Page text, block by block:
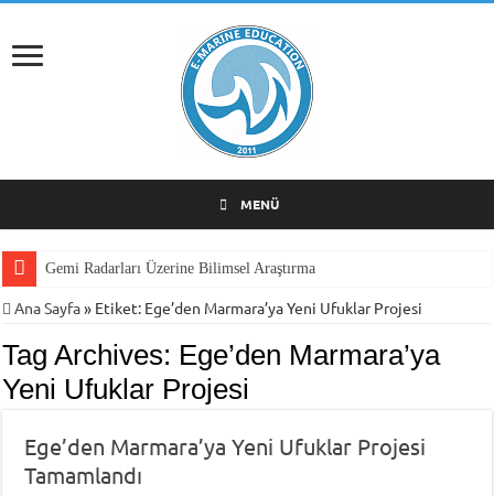
MENÜ
Gemi Radarları Üzerine Bilimsel Araştırma
Ana Sayfa» Etiket: Ege’den Marmara’ya Yeni Ufuklar Projesi
Tag Archives: Ege’den Marmara’ya
Yeni Ufuklar Projesi
Ege’den Marmara’ya Yeni Ufuklar Projesi
Tamamlandı